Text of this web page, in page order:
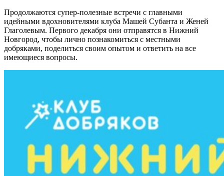
Продолжаются супер-полезные встречи с главными
идейными вдохновителями клуба Машей Субанта и Женей
Глаголевым. Первого декабря они отправятся в Нижний
Новгород, чтобы лично познакомиться с местными
добряками, поделиться своим опытом и ответить на все
имеющиеся вопросы.